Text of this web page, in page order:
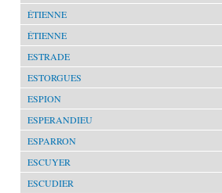
ÉTIENNE
ÉTIENNE
ESTRADE
ESTORGUES
ESPION
ESPERANDIEU
ESPARRON
ESCUYER
ESCUDIER